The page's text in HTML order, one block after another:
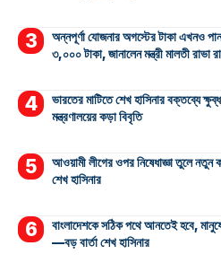
অন্নপূর্ণা যোজনার অগস্টের টাকা এখনও
৩,০০০ টাকা, জানালেন মন্ত্রী মালতী রাভা
ভারতের মাটিতে শেখ হাসিনার বক্তব্যে
মন্ত্রণালয়ের কড়া বিবৃতি
আওয়ামী লীগের ওপর নিষেধাজ্ঞা তুলে নতুন
শেখ হাসিনার
বাংলাদেশকে সঠিক পথে আনতেই হবে,
—বড় বার্তা শেখ হাসিনার